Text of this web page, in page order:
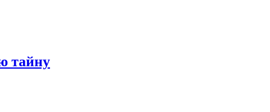
тайну